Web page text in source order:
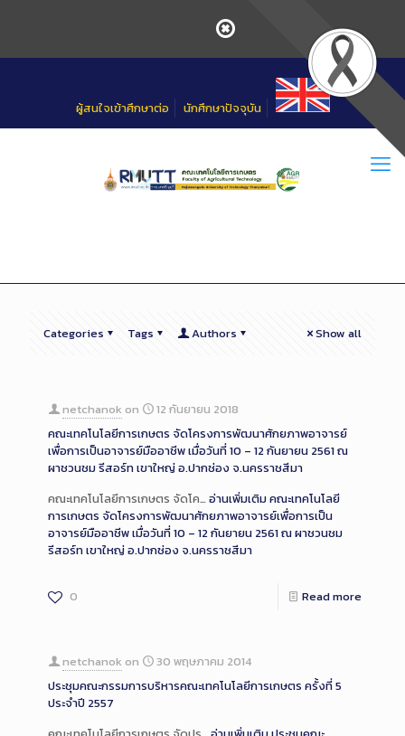
ผู้สนใจเข้าศึกษาต่อ นักศึกษาปัจจุบัน
Categories Tags Authors Show all
netchanok on
12 กันยายน 2018
คณะเทคโนโลยีการเกษตร จัดโครงการพัฒนาศักยภาพอาจารย์
เพื่อการเป็นอาจารย์มืออาชีพ เมื่อวันที่ 10 – 12 กันยายน 2561 ณ
ผาชวนชม รีสอร์ท เขาใหญ่ อ.ปากช่อง จ.นครราชสีมา
คณะเทคโนโลยีการเกษตร จัดโค… อ่านเพิ่มเติมคณะเทคโนโลยี
การเกษตร จัดโครงการพัฒนาศักยภาพอาจารย์เพื่อการเป็น
อาจารย์มืออาชีพ เมื่อวันที่ 10 – 12 กันยายน 2561 ณ ผาชวนชม
รีสอร์ท เขาใหญ่ อ.ปากช่อง จ.นครราชสีมา
0 Read more
netchanok on
30 พฤษภาคม 2014
ประชุมคณะกรรมการบริหารคณะเทคโนโลยีการเกษตร ครั้งที่ 5
ประจำปี 2557